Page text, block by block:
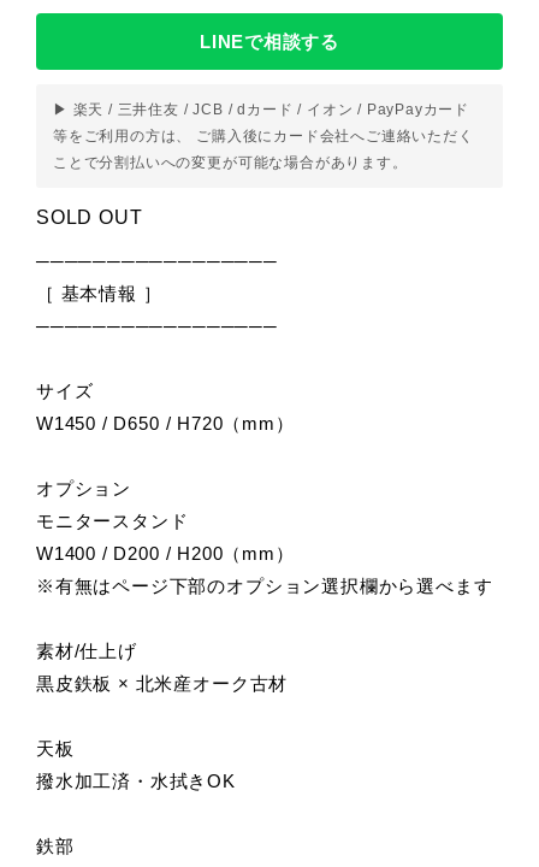
LINEで相談する
▶ 楽天 / 三井住友 / JCB / dカード / イオン / PayPayカード
等をご利用の方は、 ご購入後にカード会社へご連絡いただく
ことで分割払いへの変更が可能な場合があります。
SOLD OUT
─────────────────
［ 基本情報 ］
─────────────────
サイズ
W1450 / D650 / H720（mm）
オプション
モニタースタンド
W1400 / D200 / H200（mm）
※有無はページ下部のオプション選択欄から選べます
素材/仕上げ
黒皮鉄板 × 北米産オーク古材
天板
撥水加工済・水拭きOK
鉄部